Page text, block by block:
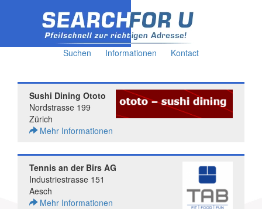
Suchen Informationen Kontact
Sushi Dining Ototo
Nordstrasse 199
Zürich
Mehr Informationen
Tennis an der Birs AG
Industriestrasse 151
Aesch
Mehr Informationen